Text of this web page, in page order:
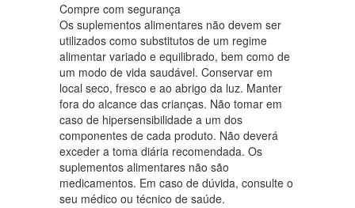
Compre com segurança
Os suplementos alimentares não devem ser
utilizados como substitutos de um regime
alimentar variado e equilibrado, bem como de
um modo de vida saudável. Conservar em
local seco, fresco e ao abrigo da luz. Manter
fora do alcance das crianças. Não tomar em
caso de hipersensibilidade a um dos
componentes de cada produto. Não deverá
exceder a toma diária recomendada. Os
suplementos alimentares não são
medicamentos. Em caso de dúvida, consulte o
seu médico ou técnico de saúde.